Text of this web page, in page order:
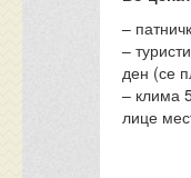
–
–
ден (се
– клима
лице